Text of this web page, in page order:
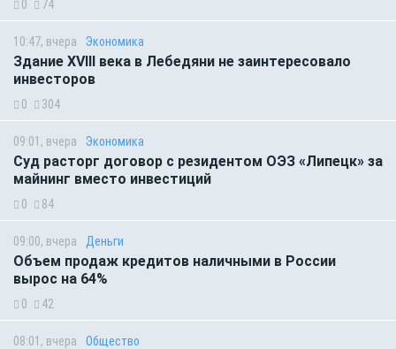
0 74
10:47, вчера Экономика
Здание XVIII века в Лебедяни не заинтересовало
инвесторов
0 304
09:01, вчера Экономика
Суд расторг договор с резидентом ОЭЗ «Липецк» за
майнинг вместо инвестиций
0 84
09:00, вчера Деньги
Объем продаж кредитов наличными в России
вырос на 64%
0 42
08:01, вчера Общество